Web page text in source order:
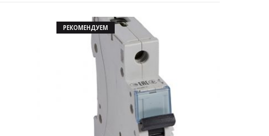
РЕКОМЕНДУЕМ